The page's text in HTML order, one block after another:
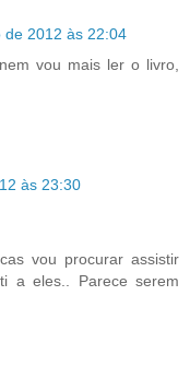
de 2012 às 22:04
vou mais ler o livro,
às 23:30
vou procurar assistir
a eles.. Parece serem